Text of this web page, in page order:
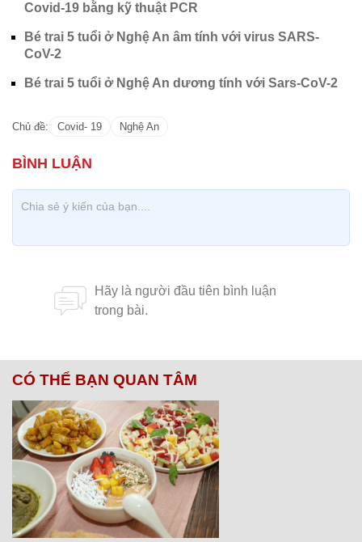
Covid-19 bằng kỹ thuật PCR
Bé trai 5 tuổi ở Nghệ An âm tính với virus SARS-
CoV-2
Bé trai 5 tuổi ở Nghệ An dương tính với Sars-CoV-2
Chủ đề: Covid- 19 Nghệ An
CÓ THỂ BẠN QUAN TÂM